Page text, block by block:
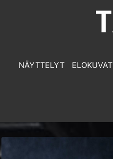
NÄYTTELYT ELOKUVAT